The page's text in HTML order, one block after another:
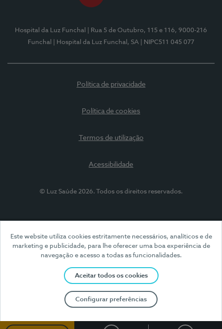
Este website utiliza cookies estritamente necessários, analíticos e de
marketing e publicidade, para lhe oferecer uma boa experiência de
navegação e acesso a todas as funcionalidades.
Aceitar todos os cookies
Configurar preferências
Hospital da Luz Funchal
| Rua 5 de Outubro, 115 e 116, 9000-216
Funchal
| Hospital da Luz Funchal, SA | NIPC511 045 077
Política de privacidade
Política de cookies
Termos de utilização
Acessibilidade
© Luz Saúde 2026. Todos os direitos reservados.